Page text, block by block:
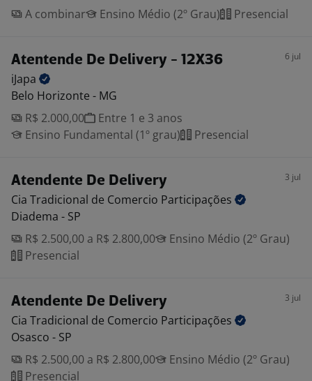
A combinar
Ensino Médio (2º Grau) Presencial
Atentende De Delivery - 12X36 6 jul
iJapa
Belo Horizonte - MG
R$ 2.000,00
Entre 1 e 3 anos
Ensino Fundamental (1º grau)
Presencial
Atendente De Delivery 3 jul
Cia Tradicional de Comercio Participações
Diadema - SP
R$ 2.500,00 a R$ 2.800,00
Ensino Médio (2º Grau)
Presencial
Atendente De Delivery 3 jul
Cia Tradicional de Comercio Participações
Osasco - SP
R$ 2.500,00 a R$ 2.800,00
Ensino Médio (2º Grau)
Presencial